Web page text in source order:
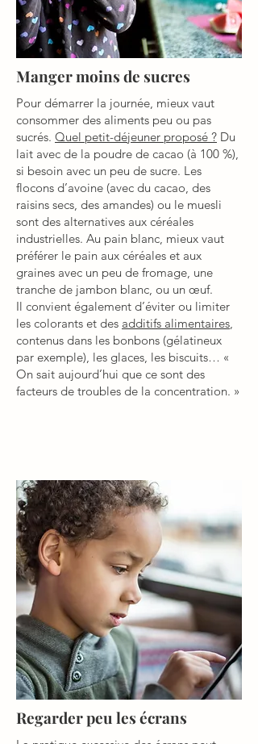
Manger moins de sucres
Pour démarrer la journée, mieux vaut
consommer des aliments peu ou pas
sucrés. Quel petit-déjeuner proposé ? Du
lait avec de la poudre de cacao (à 100 %),
si besoin avec un peu de sucre. Les
flocons d’avoine (avec du cacao, des
raisins secs, des amandes) ou le muesli
sont des alternatives aux céréales
industrielles. Au pain blanc, mieux vaut
préférer le pain aux céréales et aux
graines avec un peu de fromage, une
tranche de jambon blanc, ou un œuf.
Il convient également d’éviter ou limiter
les colorants et des additifs alimentaires,
contenus dans les bonbons (gélatineux
par exemple), les glaces, les biscuits… «
On sait aujourd’hui que ce sont des
facteurs de troubles de la concentration. »
Regarder peu les écrans